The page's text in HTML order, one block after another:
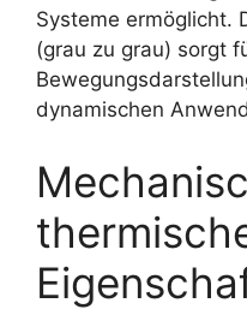
Systeme ermöglicht.
(grau zu grau) sorgt
dynamischen